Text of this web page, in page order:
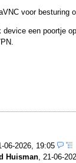
voor
een poortje
06-2026, 19:05
Huisman, 21-06-